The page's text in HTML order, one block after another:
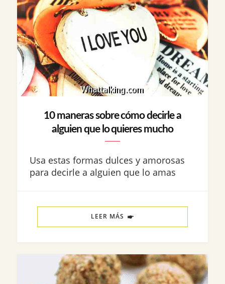
10 maneras sobre cómo decirle a
alguien que lo quieres mucho
Usa estas formas dulces y amorosas
para decirle a alguien que lo amas
LEER MÁS